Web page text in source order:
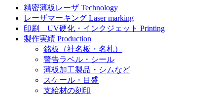
精密薄板レーザ Technology
レーザマーキング Laser marking
印刷 UV硬化・インクジェット Printing
製作実績 Production
銘板（社名板・名札）
警告ラベル・シール
薄板加工製品・シムなど
スケール・目盛
支給材の刻印